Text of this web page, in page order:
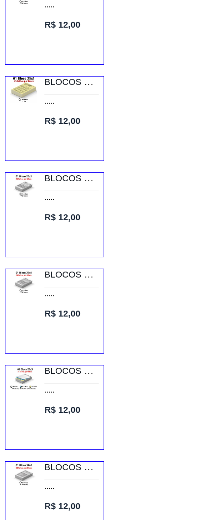
.....
R$ 12,00
BLOCOS E TALÕES 25 FOLHAS AP 75G 25X1 150X210MM
.....
R$ 12,00
BLOCOS E TALÕES 25 FOLHAS AP 90G 25X1 150X105MM
.....
R$ 12,00
BLOCOS E TALÕES 25 FOLHAS AP 90G 25X1 75X105MM
.....
R$ 12,00
BLOCOS E TALÕES 25 FOLHAS AUTOCOPIATIVO 56G 25X3 75X105MM
.....
R$ 12,00
BLOCOS E TALÕES 50 FOLHAS AP 56G 50X1 75X105MM
.....
R$ 12,00